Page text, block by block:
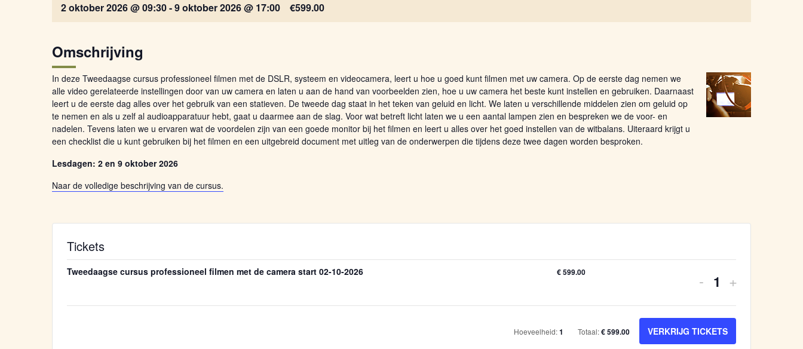
2 oktober 2026 @ 09:30-9 oktober 2026 @ 17:00 €599.00
Omschrijving
In deze Tweedaagse cursus professioneel filmen met de DSLR, systeem en videocamera, leert u hoe u goed kunt filmen met uw camera. Op de eerste dag nemen we
alle video gerelateerde instellingen door van uw camera en laten u aan de hand van voorbeelden zien, hoe u uw camera het beste kunt instellen en gebruiken. Daarnaast
leert u de eerste dag alles over het gebruik van een statieven. De tweede dag staat in het teken van geluid en licht. We laten u verschillende middelen zien om geluid op
te nemen en als u zelf al audioapparatuur hebt, gaat u daarmee aan de slag. Voor wat betreft licht laten we u een aantal lampen zien en bespreken we de voor- en
nadelen. Tevens laten we u ervaren wat de voordelen zijn van een goede monitor bij het filmen en leert u alles over het goed instellen van de witbalans. Uiteraard krijgt u
een checklist die u kunt gebruiken bij het filmen en een uitgebreid document met uitleg van de onderwerpen die tijdens deze twee dagen worden besproken.
Lesdagen: 2 en 9 oktober 2026
Naar de volledige beschrijving van de cursus.
Tickets
Tweedaagse cursus professioneel filmen met de camera start 02-10-2026 €599.00 - +
Hoeveelheid:1 Totaal:€599.00 VERKRIJG TICKETS